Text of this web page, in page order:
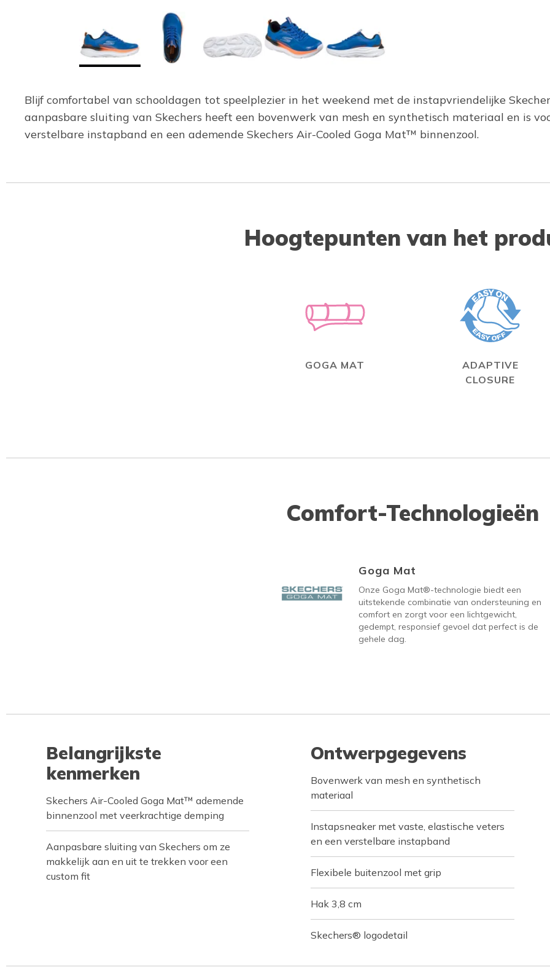
Blijf comfortabel van schooldagen tot speelplezier in het weekend met de instapvriendelijke
aanpasbare sluiting van Skechers heeft een bovenwerk van mesh en synthetisch materiaal en is
verstelbare instapband en een ademende Skechers Air-Cooled Goga Mat™ binnenzool.
Hoogtepunten van het
GOGA MAT
ADAPTIVE
CLOSURE
Comfort-Technologieën
Goga Mat
Onze Goga Mat®-technologie biedt een
uitstekende combinatie van ondersteuning en
comfort en zorgt voor een lichtgewicht,
gedempt, responsief gevoel dat perfect is de
gehele dag.
Belangrijkste
kenmerken
Skechers Air-Cooled Goga Mat™ ademende
binnenzool met veerkrachtige demping
Aanpasbare sluiting van Skechers om ze
makkelijk aan en uit te trekken voor een
custom fit
Ontwerpgegevens
Bovenwerk van mesh en synthetisch
materiaal
Instapsneaker met vaste, elastische veters
en een verstelbare instapband
Flexibele buitenzool met grip
Hak 3,8 cm
Skechers® logodetail